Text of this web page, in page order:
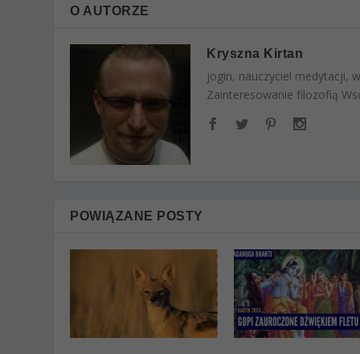
O AUTORZE
Kryszna Kirtan
jogin, nauczyciel medytacji,
Zainteresowanie filozofią
POWIĄZANE POSTY